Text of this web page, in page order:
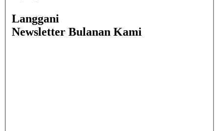
Langgani
Newsletter Bulanan Kami